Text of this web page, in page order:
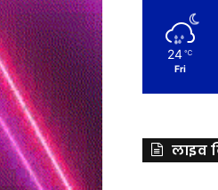
24 ℃
Fri
लाइव